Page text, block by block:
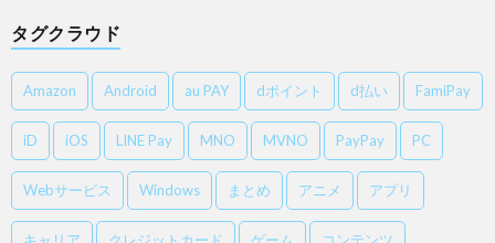
タグクラウド
Amazon Android au PAY dポイント d払い FamiPay
iD iOS LINE Pay MNO MVNO PayPay PC
Webサービス Windows まとめ アニメ アプリ